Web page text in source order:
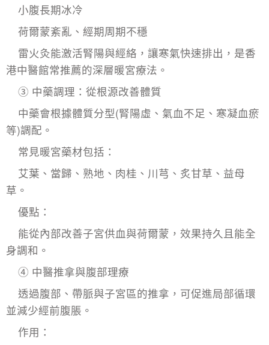
小腹長期冰冷
荷爾蒙紊亂、經期周期不穩
雷火灸能激活腎陽與經絡，讓寒氣快速排出，是香
港中醫館常推薦的深層暖宮療法。
③ 中藥調理：從根源改善體質
中藥會根據體質分型(腎陽虛、氣血不足、寒凝血瘀
等)調配。
常見暖宮藥材包括：
艾葉、當歸、熟地、肉桂、川芎、炙甘草、益母
草。
優點：
能從內部改善子宮供血與荷爾蒙，效果持久且能全
身調和。
④ 中醫推拿與腹部理療
透過腹部、帶脈與子宮區的推拿，可促進局部循環
並減少經前腹脹。
作用：